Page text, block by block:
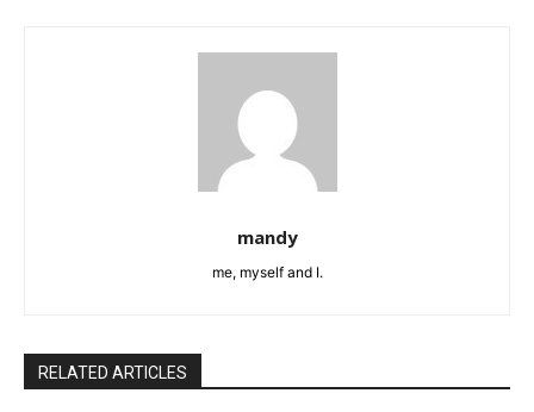
mandy
me, myself and I.
RELATED ARTICLES